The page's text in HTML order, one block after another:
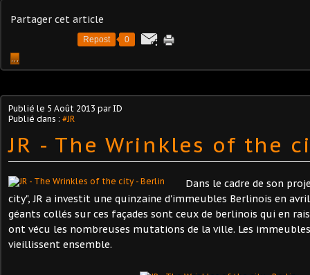
Partager cet article
Repost 0
…
Publié le 5 Août 2013 par ID
Publié dans : #JR
JR - The Wrinkles of the
Dans le cadre de son
city", JR a investit une quinzaine d'immeubles Berlinois en
géants collés sur ces façades sont ceux de berlinois qui en
ont vécu les nombreuses mutations de la ville. Les
vieillissent ensemble.